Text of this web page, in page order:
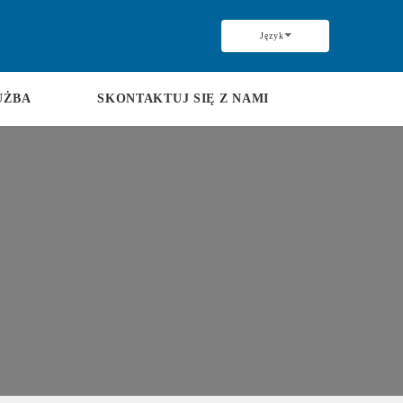
Język
SKONTAKTUJ SIĘ Z NAMI